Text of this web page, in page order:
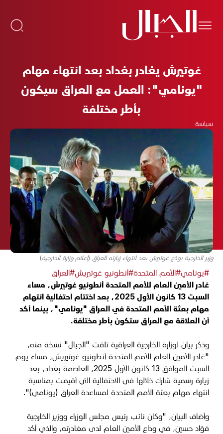
غوتيرش يغادر بغداد بعد انتهاء مهام
"يونامي": العمل مع العراق سيكون
بأطر مختلفة
سياسة
وزير الخارجية يودّع غوتيرش بعد انتهاء زيارته للعراق (إعلام وزارة الخارجية)
#يونامي#الأمم المتحدة#أنطونيو غوتيريش#العراق
غادر الأمين العام للأمم المتحدة أنطونيو غوتيرش، مساء
السبت 13 كانون الأول 2025، بعد اختتام احتفالية انتهام
مهام بعثة الأمم المتحدة في العراق "يونامي"، بينما أكد
أن العلاقة مع العراق ستكون بأطر مختلفة.
وذكر بيان لوزارة الخارجية العراقية تلقت "الجبال" نسخة منه،
"غادر الأمين العام للأمم المتحدة أنطونيو غوتيريش، مساء يوم
السبت الموافق 13 كانون الأول 2025، العاصمة بغداد، بعد
زيارة رسمية شارك خلالها في الاحتفالية التي أقيمت بمناسبة
انتهاء مهام بعثة الأمم المتحدة لمساعدة العراق (يونامي)".
وأضاف البيان، "وكان نائب رئيس مجلس الوزراء ووزير الخارجية
فؤاد حسين، في وداع الأمين العام لدى مغادرته، والذي أكد